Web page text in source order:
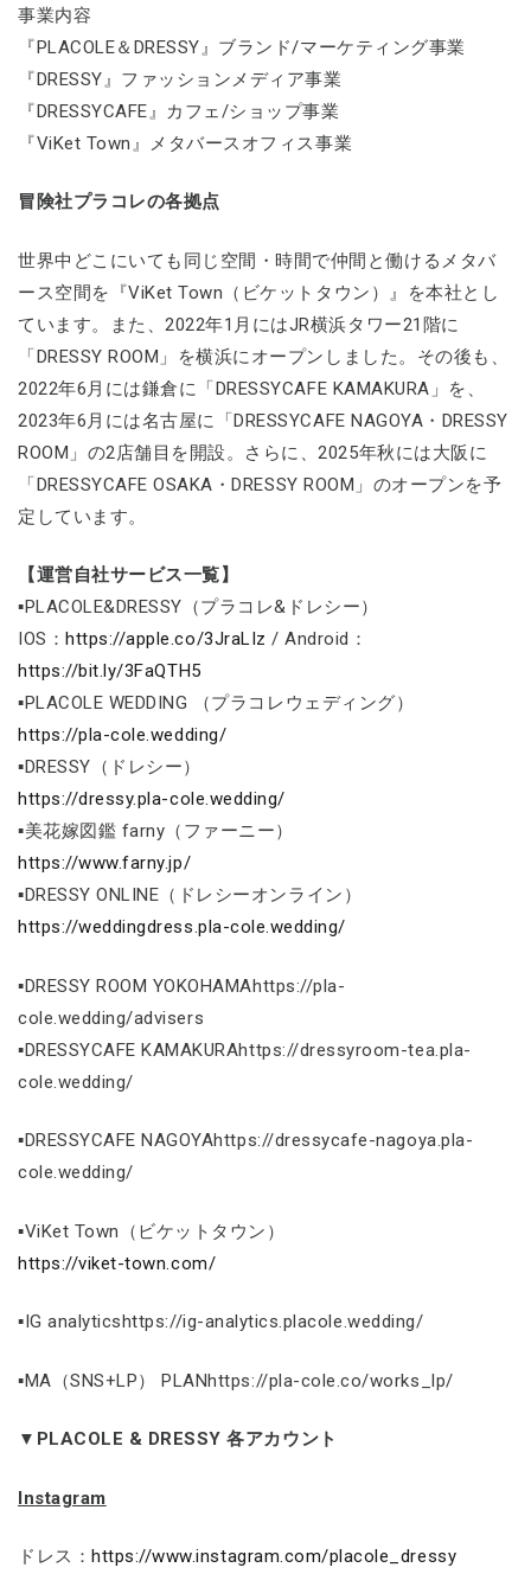
事業内容
『PLACOLE＆DRESSY』ブランド/マーケティング事業
『DRESSY』ファッションメディア事業
『DRESSYCAFE』カフェ/ショップ事業
『ViKet Town』メタバースオフィス事業
冒険社プラコレの各拠点
世界中どこにいても同じ空間・時間で仲間と働けるメタバ
ース空間を『ViKet Town（ビケットタウン）』を本社とし
ています。また、2022年1月にはJR横浜タワー21階に
「DRESSY ROOM」を横浜にオープンしました。その後も、
2022年6月には鎌倉に「DRESSYCAFE KAMAKURA」を、
2023年6月には名古屋に「DRESSYCAFE NAGOYA・DRESSY
ROOM」の2店舗目を開設。さらに、2025年秋には大阪に
「DRESSYCAFE OSAKA・DRESSY ROOM」のオープンを予
定しています。
【運営自社サービス一覧】
▪PLACOLE&DRESSY（プラコレ&ドレシー）
IOS： https://apple.co/3JraLIz / Android：
https://bit.ly/3FaQTH5
▪PLACOLE WEDDING （プラコレウェディング）
https://pla-cole.wedding/
▪DRESSY（ドレシー）
https://dressy.pla-cole.wedding/
▪美花嫁図鑑 farny（ファーニー）
https://www.farny.jp/
▪DRESSY ONLINE（ドレシーオンライン）
https://weddingdress.pla-cole.wedding/
▪DRESSY ROOM YOKOHAMAhttps://pla-
cole.wedding/advisers
▪DRESSYCAFE KAMAKURAhttps://dressyroom-tea.pla-
cole.wedding/
▪DRESSYCAFE NAGOYAhttps://dressycafe-nagoya.pla-
cole.wedding/
▪ViKet Town（ビケットタウン）
https://viket-town.com/
▪IG analyticshttps://ig-analytics.placole.wedding/
▪MA（SNS+LP） PLANhttps://pla-cole.co/works_lp/
▼PLACOLE & DRESSY 各アカウント
Instagram
ドレス： https://www.instagram.com/placole_dressy